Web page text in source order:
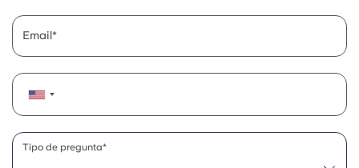
Italian
Email
Tipo de pregunta*